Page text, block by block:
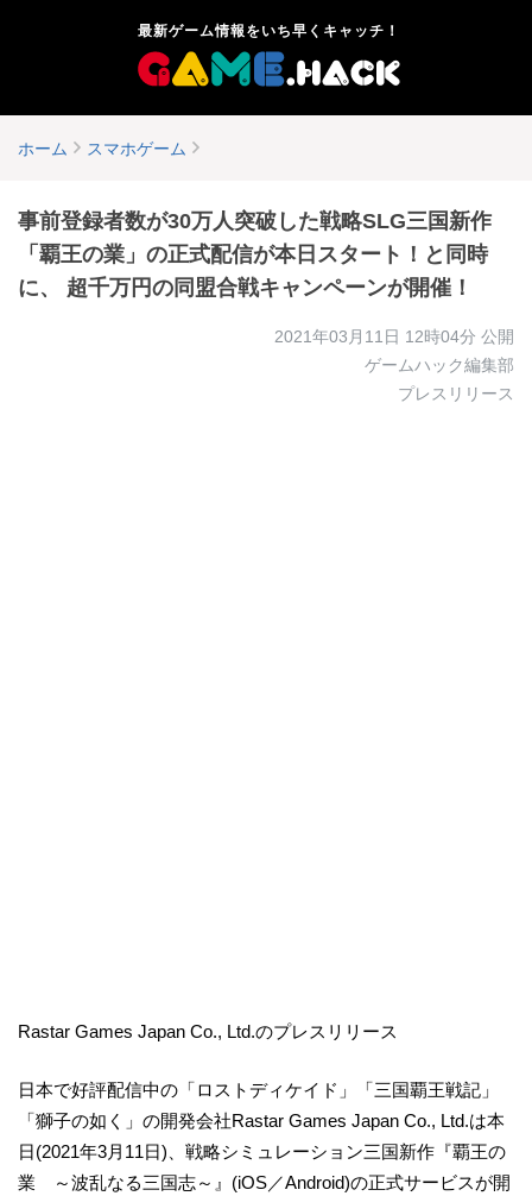
最新ゲーム情報をいち早くキャッチ！
ホーム スマホゲーム
事前登録者数が30万人突破した戦略SLG三国新作
「覇王の業」の正式配信が本日スタート！と同時
に、 超千万円の同盟合戦キャンペーンが開催！
2021年03月11日 12時04分 公開
ゲームハック編集部
プレスリリース
Rastar Games Japan Co., Ltd.のプレスリリース
日本で好評配信中の「ロストディケイド」「三国覇王戦記」
「獅子の如く」の開発会社Rastar Games Japan Co., Ltd.は本
日(2021年3月11日)、戦略シミュレーション三国新作『覇王の
業 ～波乱なる三国志～』(iOS／Android)の正式サービスが開